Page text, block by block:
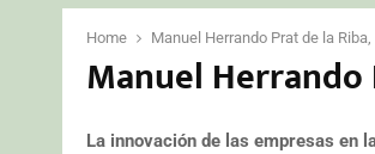
Home Manuel Herrando Prat de la
Manuel Herrando
La innovación de las empresas en